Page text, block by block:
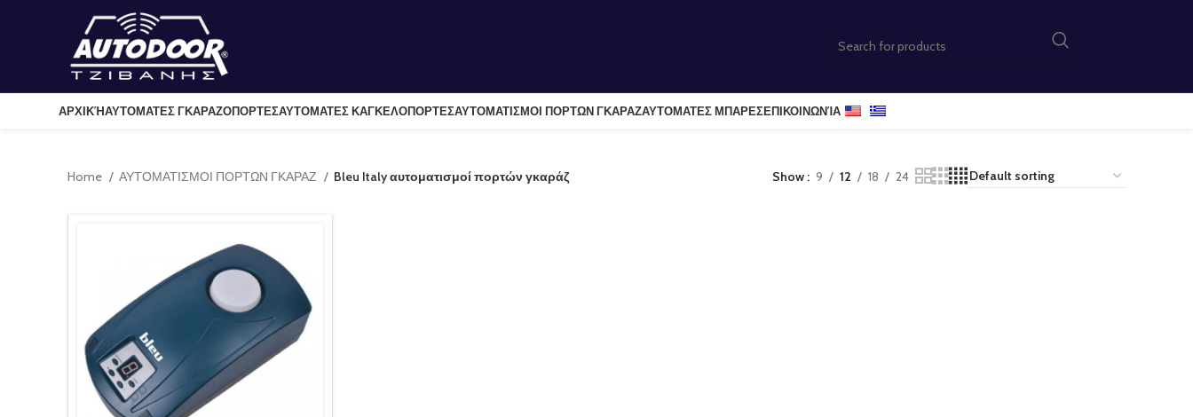
ΑΡΧΙΚΉΑΥΤΟΜΑΤΕΣ ΓΚΑΡΑΖΟΠΟΡΤΕΣΑΥΤΟΜΑΤΕΣ ΚΑΓΚΕΛΟΠΟΡΤΕΣΑΥΤΟΜΑΤΙΣΜΟΙ ΠΟΡΤΩΝ ΓΚΑΡΑΖΑΥΤΟΜΑΤΕΣ ΜΠΑΡΕΣΕΠΙΚΟΙΝΩΝΊΑ
Home ΑΥΤΟΜΑΤΙΣΜΟΙ ΠΟΡΤΩΝ ΓΚΑΡΑΖ Bleu Italy αυτοματισμοί πορτών γκαράζ Show 9 12 18 24